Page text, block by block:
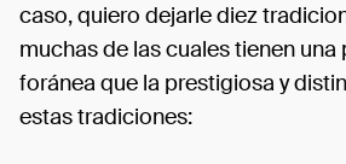
caso, quiero dejarle diez
muchas de las cuales tienen
foránea que la prestigiosa y
estas tradiciones: